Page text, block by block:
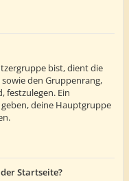
bist, dient die
den Gruppenrang,
festzulegen. Ein
deine Hauptgruppe
Startseite?